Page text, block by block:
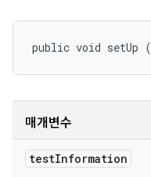
public void setUp (
매개변수
testInformation